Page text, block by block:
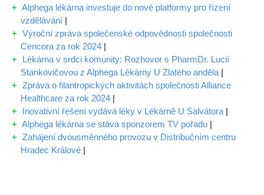
Alphega lékárna investuje do nové platformy pro řízení
vzdělávání |
Výroční zpráva společenské odpovědnosti společnosti
Cencora za rok 2024 |
Lékárna v srdci komunity: Rozhovor s PharmDr. Lucií
Stankovičovou z Alphega Lékárny U Zlatého anděla |
Zpráva o filantropických aktivitách společnosti Alliance
Healthcare za rok 2024 |
Inovativní řešení vydává léky v Lékárně U Salvátora |
Alphega lékárna se stává sponzorem TV pořadu |
Zahájení dvousměnného provozu v Distribučním centru
Hradec Králové |